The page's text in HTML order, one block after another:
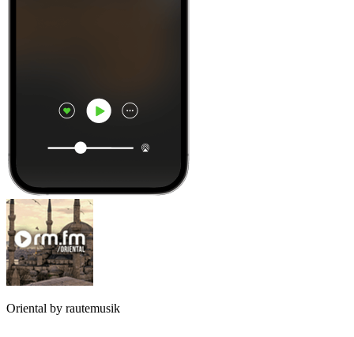
Oriental by rautemusik